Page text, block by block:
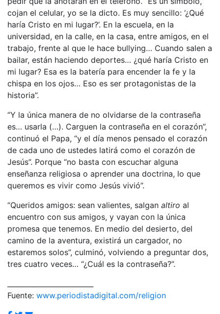
cojan el celular, yo se la dicto. Es muy sencillo: ‘¿Qué
haría Cristo en mi lugar?’. En la escuela, en la
universidad, en la calle, en la casa, entre amigos, en el
trabajo, frente al que le hace bullying… Cuando salen a
bailar, están haciendo deportes… ¿qué haría Cristo en
mi lugar? Esa es la batería para encender la fe y la
chispa en los ojos… Eso es ser protagonistas de la
historia”.
“Y la única manera de no olvidarse de la contraseña
es… usarla (…). Carguen la contraseña en el corazón”,
continuó el Papa, “y el día menos pensado el corazón
de cada uno de ustedes latirá como el corazón de
Jesús”. Porque “no basta con escuchar alguna
enseñanza religiosa o aprender una doctrina, lo que
queremos es vivir como Jesús vivió”.
“Queridos amigos: sean valientes, salgan altiro al
encuentro con sus amigos, y vayan con la única
promesa que tenemos. En medio del desierto, del
camino de la aventura, existirá un cargador, no
estaremos solos”, culminó, volviendo a preguntar dos,
tres cuatro veces… “¿Cuál es la contraseña?”.
Fuente: www.periodistadigital.com/religion